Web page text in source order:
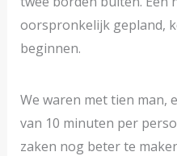
oorspronkelijk gepland,
beginnen.
We waren met tien man,
van 10 minuten per
zaken nog beter te